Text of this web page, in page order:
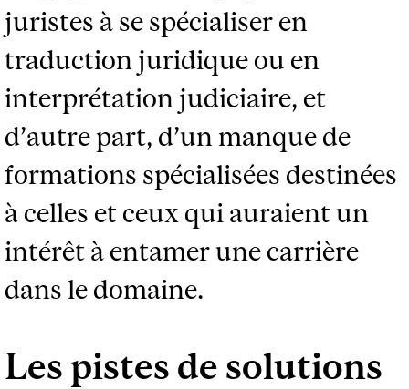
juristes à se spécialiser en
traduction juridique ou en
interprétation judiciaire, et
d’autre part, d’un manque de
formations spécialisées destinées
à celles et ceux qui auraient un
intérêt à entamer une carrière
dans le domaine.
Les pistes de solutions